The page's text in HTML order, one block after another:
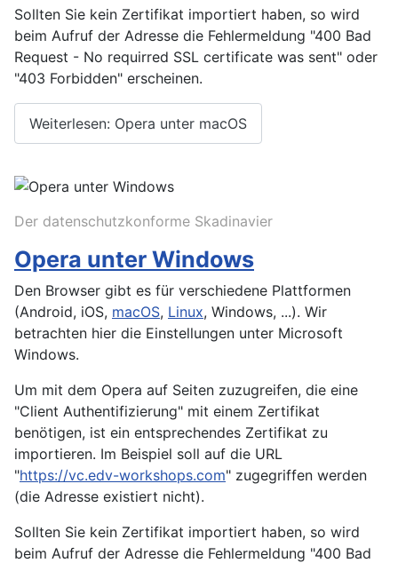
Sollten Sie kein Zertifikat importiert haben, so wird
beim Aufruf der Adresse die Fehlermeldung "400 Bad
Request - No requirred SSL certificate was sent" oder
"403 Forbidden" erscheinen.
Weiterlesen: Opera unter macOS
Der datenschutzkonforme Skadinavier
Opera unter Windows
Den Browser gibt es für verschiedene Plattformen
(Android, iOS, macOS, Linux, Windows, ...). Wir
betrachten hier die Einstellungen unter Microsoft
Windows.
Um mit dem Opera auf Seiten zuzugreifen, die eine
"Client Authentifizierung" mit einem Zertifikat
benötigen, ist ein entsprechendes Zertifikat zu
importieren. Im Beispiel soll auf die URL
"https://vc.edv-workshops.com" zugegriffen werden
(die Adresse existiert nicht).
Sollten Sie kein Zertifikat importiert haben, so wird
beim Aufruf der Adresse die Fehlermeldung "400 Bad